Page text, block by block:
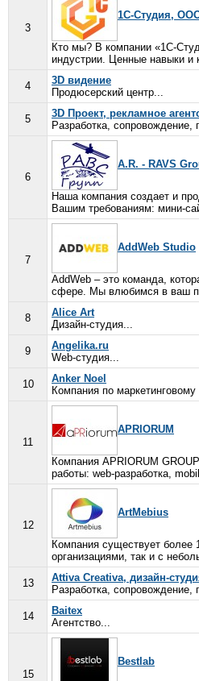
3
1С-Студия,
Кто мы? В компании «1С-
индустрии. Ценные навыки и
4
3D видение
Продюсерский центр...
5
3D Проект, рекламное
Разработка, сопровождение,
6
A.R. - RAVS
Наша компания создает и
Вашим требованиям: мини-
7
AddWeb Studio
AddWeb – это команда,
сфере. Мы влюбимся в ваш
8
Alice Art
Дизайн-студия...
9
Angelika.ru
Web-студия...
10
Anker Noel
Компания по маркетинговому
11
APRIORUM
Компания APRIORUM
работы: web-разработка,
12
ArtMebius
Компания существует более
организациями, так и с
13
Attiva Creativa, дизайн-
Разработка, сопровождение,
14
Baitex
Агентство...
15
Bestlab